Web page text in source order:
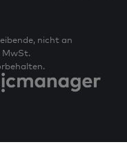
nicht an
MwSt.